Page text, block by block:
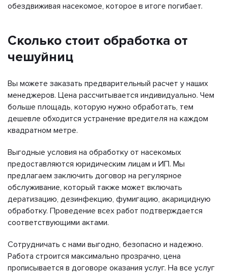
обездвиживая насекомое, которое в итоге погибает.
Сколько стоит обработка от
чешуйниц
Вы можете заказать предварительный расчет у наших
менеджеров. Цена рассчитывается индивидуально. Чем
больше площадь, которую нужно обработать, тем
дешевле обходится устранение вредителя на каждом
квадратном метре.
Выгодные условия на обработку от насекомых
предоставляются юридическим лицам и ИП. Мы
предлагаем заключить договор на регулярное
обслуживание, который также может включать
дератизацию, дезинфекцию, фумигацию, акарицидную
обработку. Проведение всех работ подтверждается
соответствующими актами.
Сотрудничать с нами выгодно, безопасно и надежно.
Работа строится максимально прозрачно, цена
прописывается в договоре оказания услуг. На все услуг